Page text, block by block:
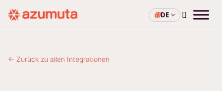
DE
← Zurück zu allen Integrationen